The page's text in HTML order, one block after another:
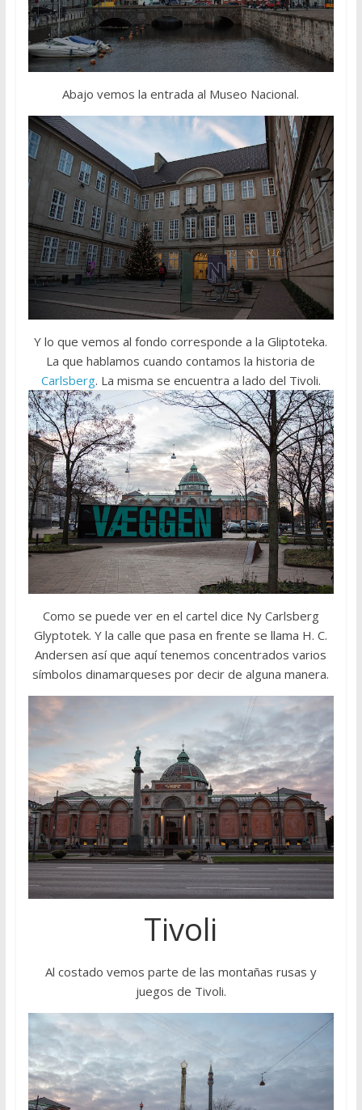
Abajo vemos la entrada al Museo Nacional.
Y lo que vemos al fondo corresponde a la Gliptoteka.
La que hablamos cuando contamos la historia de
Carlsberg. La misma se encuentra a lado del Tivoli.
Como se puede ver en el cartel dice Ny Carlsberg
Glyptotek. Y la calle que pasa en frente se llama H. C.
Andersen así que aquí tenemos concentrados varios
símbolos dinamarqueses por decir de alguna manera.
Tivoli
Al costado vemos parte de las montañas rusas y
juegos de Tivoli.